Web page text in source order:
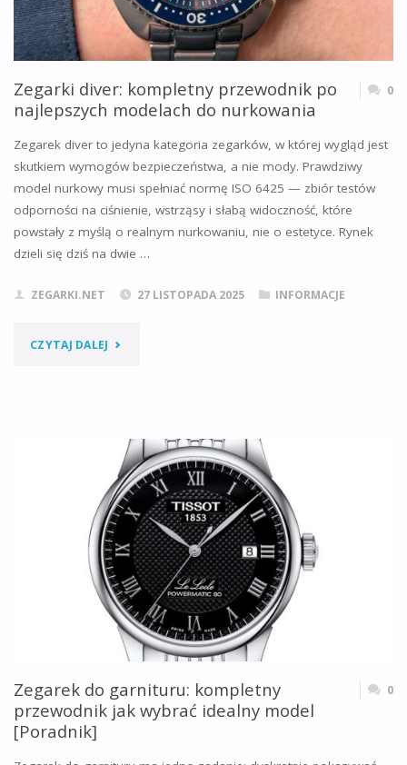
NURKOWYCH"
Zegarki diver: kompletny przewodnik po
najlepszych modelach do nurkowania
0
Zegarek diver to jedyna kategoria zegarków, w której wygląd jest
skutkiem wymogów bezpieczeństwa, a nie mody. Prawdziwy
model nurkowy musi spełniać normę ISO 6425 — zbiór testów
odporności na ciśnienie, wstrząsy i słabą widoczność, które
powstały z myślą o realnym nurkowaniu, nie o estetyce. Rynek
dzieli się dziś na dwie …
ZEGARKI.NET 27 LISTOPADA 2025 INFORMACJE
CZYTAJ DALEJ "ZEGARKI
PRZEWODNIK
PO
NAJLEPSZYCH
MODELACH
DO
NURKOWANIA"
Zegarek do garnituru: kompletny
przewodnik jak wybrać idealny model
[Poradnik]
0